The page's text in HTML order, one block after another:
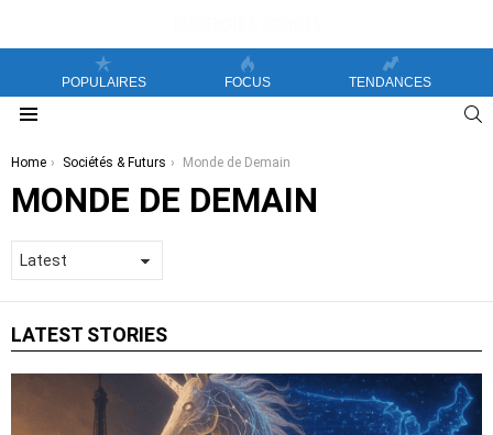
POPULAIRES FOCUS TENDANCES
You are here:
Home Sociétés & Futurs Monde de Demain
MONDE DE DEMAIN
LATEST STORIES